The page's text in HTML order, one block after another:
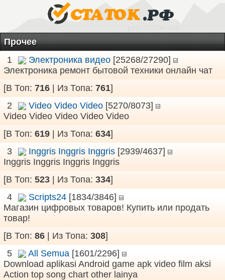
Прочее
1
Электроника видео [25268/27290]
Электроника ремонт бытовой техники онлайн чат
[В Топ: 716 | Из Топа: 761]
2
Video Video Video [5270/8073]
Video Video Video Video Video
[В Топ: 619 | Из Топа: 634]
3
Inggris Inggris Inggris [2939/4637]
Inggris Inggris Inggris Inggris
[В Топ: 523 | Из Топа: 334]
4
Scripts24 [1834/3846]
Магазин цифровых товаров! Купить или продать
товар!
[В Топ: 86 | Из Топа: 308]
5
All Semua [1601/2296]
Download aplikasi Android game apk video film aksi
Action top song chart other lainya